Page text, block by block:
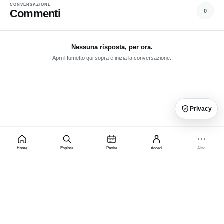
CONVERSAZIONE
Commenti 0
Nessuna risposta, per ora.
Apri il fumetto qui sopra e inizia la conversazione.
Home Esplora Partite Accedi Altro
Privacy